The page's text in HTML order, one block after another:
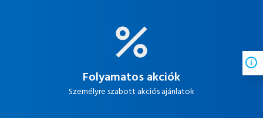
Folyamatos akciók
Személyre szabott akciós ajánlatok